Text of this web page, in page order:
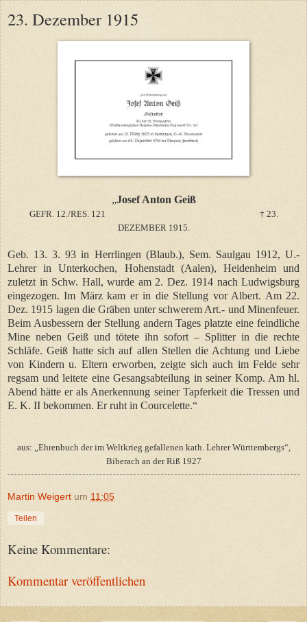
23. Dezember 1915
„Josef Anton Geiß
GEFR. 12./RES. 121 † 23.
DEZEMBER 1915.
Geb. 13. 3. 93 in Herrlingen (Blaub.), Sem. Saulgau 1912, U.-
Lehrer in Unterkochen, Hohenstadt (Aalen), Heidenheim und
zuletzt in Schw. Hall, wurde am 2. Dez. 1914 nach Ludwigsburg
eingezogen. Im März kam er in die Stellung vor Albert. Am 22.
Dez. 1915 lagen die Gräben unter schwerem Art.- und Minenfeuer.
Beim Ausbessern der Stellung andern Tages platzte eine feindliche
Mine neben Geiß und tötete ihn sofort – Splitter in die rechte
Schläfe. Geiß hatte sich auf allen Stellen die Achtung und Liebe
von Kindern u. Eltern erworben, zeigte sich auch im Felde sehr
regsam und leitete eine Gesangsabteilung in seiner Komp. Am hl.
Abend hätte er als Anerkennung seiner Tapferkeit die Tressen und
E. K. II bekommen. Er ruht in Courcelette.“
aus: „Ehrenbuch der im Weltkrieg gefallenen kath. Lehrer Württembergs“,
Biberach an der Riß 1927
Martin Weigert um 11:05
Teilen
Keine Kommentare:
Kommentar veröffentlichen